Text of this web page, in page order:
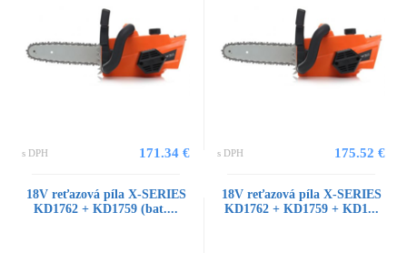
s DPH 171.34 € s DPH 175.52 €
18V reťazová píla X-SERIES
KD1762 + KD1759 (bat....
18V reťazová píla X-SERIES
KD1762 + KD1759 + KD1...